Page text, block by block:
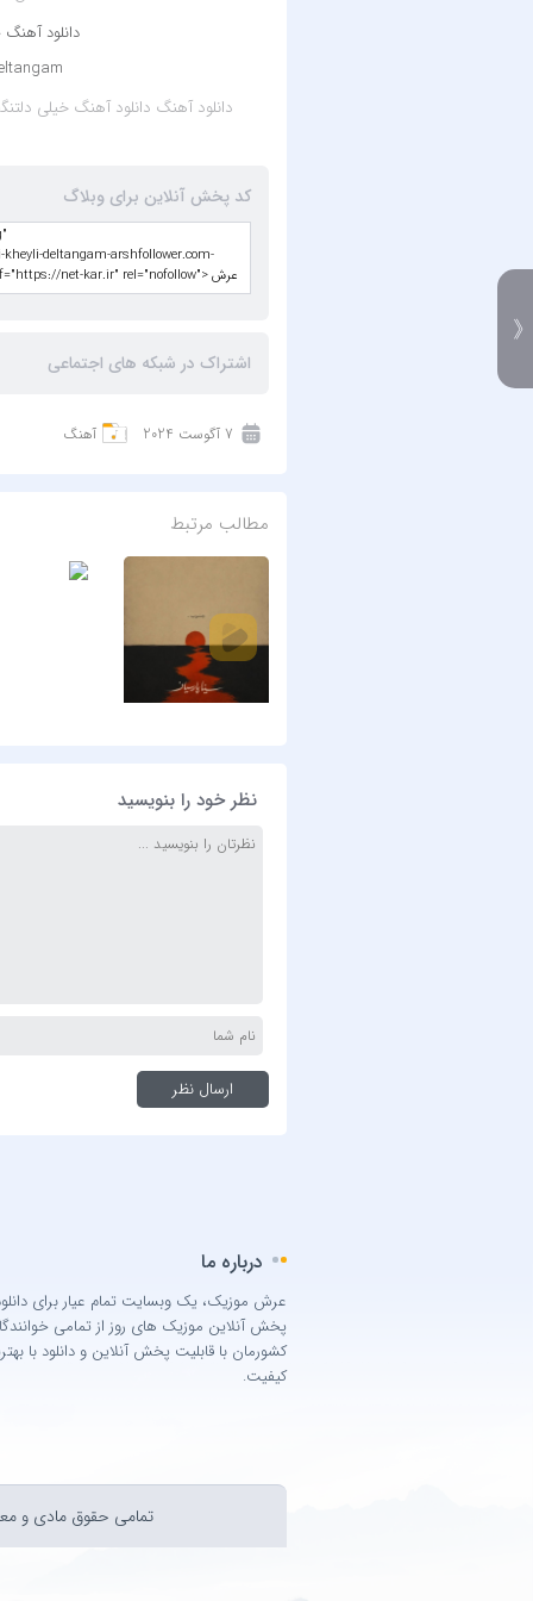
دانلود
دانلود آهنگ دانلود آهنگ خیلی دلتنگم از
کد پخش آنلاین برای وبلاگ
اشتراک در شبکه های اجتماعی
7 آگوست 2024 آهنگ
مطالب مرتبط
نظر خود را بنویسید
درباره ما
عرش موزیک، یک وبسایت تمام عیار برای
پخش آنلاین موزیک های روز از تمامی
کشورمان با قابلیت پخش آنلاین و دانلود با
کیفیت.
تمامی حقوق مادی و